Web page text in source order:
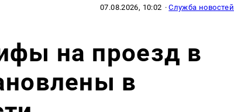
07.08.2026, 10:02 ·Служба новостей
на проезд в
в